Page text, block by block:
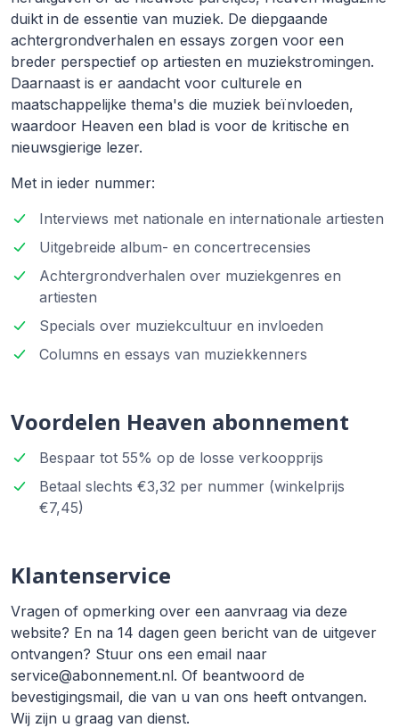
duikt in de essentie van muziek. De diepgaande
achtergrondverhalen en essays zorgen voor een
breder perspectief op artiesten en muziekstromingen.
Daarnaast is er aandacht voor culturele en
maatschappelijke thema's die muziek beïnvloeden,
waardoor Heaven een blad is voor de kritische en
nieuwsgierige lezer.
Met in ieder nummer:
Interviews met nationale en internationale artiesten
Uitgebreide album- en concertrecensies
Achtergrondverhalen over muziekgenres en
artiesten
Specials over muziekcultuur en invloeden
Columns en essays van muziekkenners
Voordelen Heaven abonnement
Bespaar tot 55% op de losse verkoopprijs
Betaal slechts €3,32 per nummer (winkelprijs
€7,45)
Klantenservice
Vragen of opmerking over een aanvraag via deze
website? En na 14 dagen geen bericht van de uitgever
ontvangen? Stuur ons een email naar
service@abonnement.nl. Of beantwoord de
bevestigingsmail, die van u van ons heeft ontvangen.
Wij zijn u graag van dienst.